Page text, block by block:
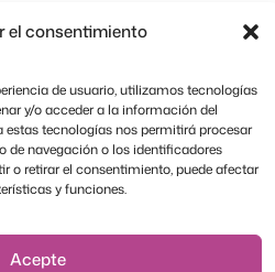
el consentimiento
de usuario, utilizamos tecnologías
y/o acceder a la información del
tecnologías nos permitirá procesar
navegación o los identificadores
o retirar el consentimiento, puede afectar
y funciones.
Acepte
Todos los derechos